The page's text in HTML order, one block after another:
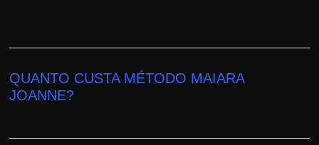
QUANTO CUSTA MÉTODO MAIARA
JOANNE?